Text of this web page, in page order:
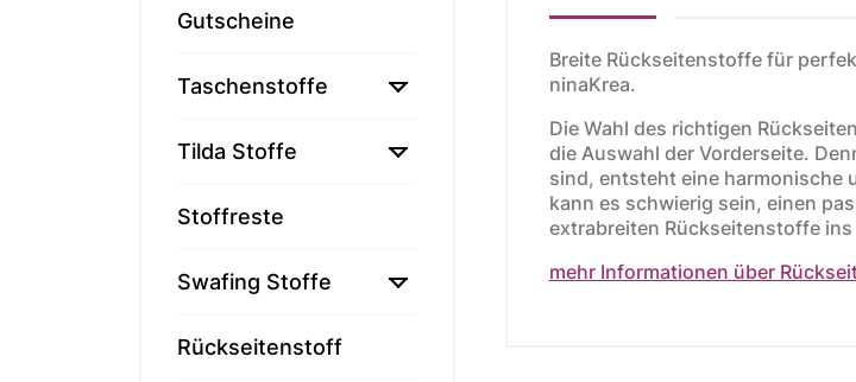
Tilda Stoffe 2024
Tilda Creating
Tilda - ältere Kollektionen
Tilda Hautstoff
Gutscheine
Taschenstoffe 
Tilda Stoffe 
Stoffreste
Swafing Stoffe 
Rückseitenstoff
Breite Rückseitenstoffe für
ninaKrea.
Die Wahl des richtigen
die Auswahl der Vorderseite.
sind, entsteht eine harmonische
kann es schwierig sein, einen
extrabreiten Rückseitenstoffe ins
mehr Informationen über